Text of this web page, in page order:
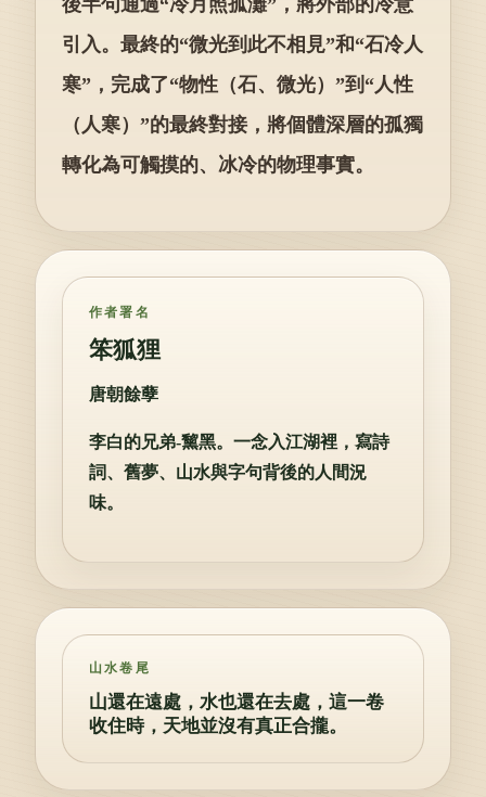
引入。最終的“微光到此不相見”和“石冷人
寒”，完成了“物性（石、微光）”到“人性
（人寒）”的最終對接，將個體深層的孤獨
轉化為可觸摸的、冰冷的物理事實。
作者署名
笨狐狸
唐朝餘孽
李白的兄弟-黧黑。一念入江湖裡，寫詩
詞、舊夢、山水與字句背後的人間況
味。
山水卷尾
山還在遠處，水也還在去處，這一卷
收住時，天地並沒有真正合攏。